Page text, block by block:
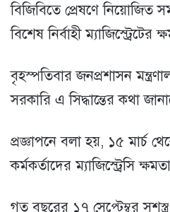
বিজিবিতে প্রেষণে নিয়োজিত
বিশেষ নির্বাহী ম্যাজিস্ট্রেটের
বৃহস্পতিবার জনপ্রশাসন
সরকারি এ সিদ্ধান্তের কথা
প্রজ্ঞাপনে বলা হয়, ১৫ মার্চ
কর্মকর্তাদের ম্যাজিস্ট্রেসি
গত বছরের ১৭ সেপ্টেম্বর